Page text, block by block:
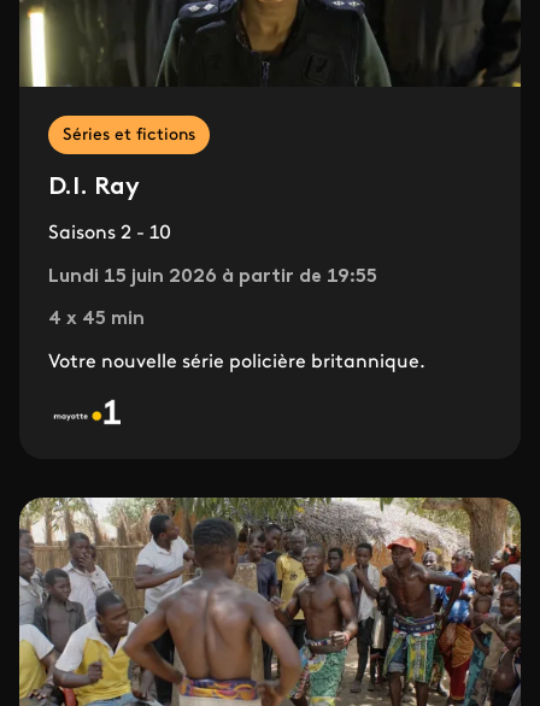
Séries et fictions
D.I. Ray
Saisons 2 - 10
Lundi 15 juin 2026 à partir de 19:55
4 x 45 min
Votre nouvelle série policière britannique.